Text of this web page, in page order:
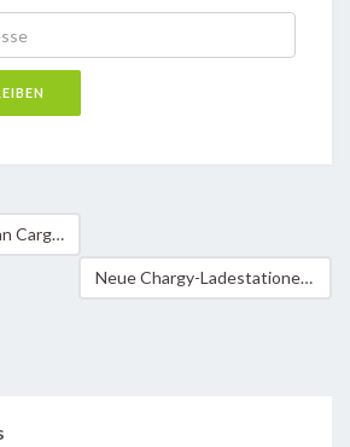
in Mamer
Neue Chargy-Ladestationen in der Gemeinde Betzdorf